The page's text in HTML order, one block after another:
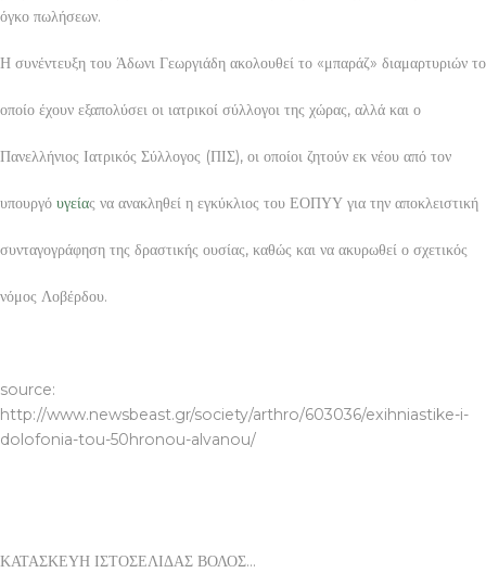
όγκο πωλήσεων.
Η συνέντευξη του Άδωνι Γεωργιάδη ακολουθεί το «μπαράζ» διαμαρτυριών το
οποίο έχουν εξαπολύσει οι ιατρικοί σύλλογοι της χώρας, αλλά και ο
Πανελλήνιος Ιατρικός Σύλλογος (ΠΙΣ), οι οποίοι ζητούν εκ νέου από τον
υπουργό υγείας να ανακληθεί η εγκύκλιος του ΕΟΠΥΥ για την αποκλειστική
συνταγογράφηση της δραστικής ουσίας, καθώς και να ακυρωθεί ο σχετικός
νόμος Λοβέρδου.
source:
http://www.newsbeast.gr/society/arthro/603036/exihniastike-i-
dolofonia-tou-50hronou-alvanou/
ΚΑΤΑΣΚΕΥΗ ΙΣΤΟΣΕΛΙΔΑΣ ΒΟΛΟΣ…